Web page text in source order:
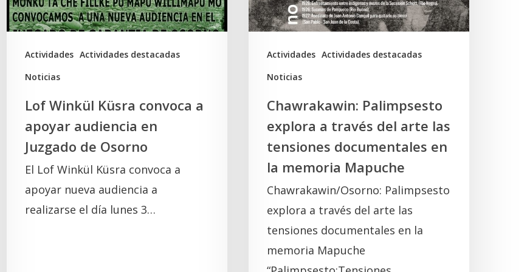
Actividades Actividades destacadas
Noticias
audiencia
en
Juzgado
Lof Winkül Küsra convoca a
apoyar audiencia en
Juzgado de Osorno
El Lof Winkül Küsra convoca a
apoyar nueva audiencia a
realizarse el día lunes 3…
Actividades Actividades destacadas
Noticias
arte
las
tensiones
documentales
memoria
Mapuche
Chawrakawin: Palimpsesto
explora a través del arte las
tensiones documentales en
la memoria Mapuche
Chawrakawin/Osorno: Palimpsesto
explora a través del arte las
tensiones documentales en la
memoria Mapuche